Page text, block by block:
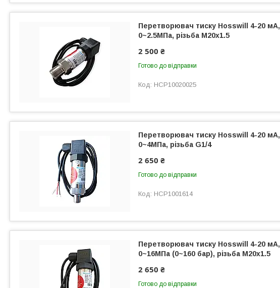
Перетворювач тиску Hosswill 4-20 мА,
0~2.5МПа, різьба М20х1.5
2 500 ₴
Готово до відправки
HCP10020025
Перетворювач тиску Hosswill 4-20 мА,
0~4МПа, різьба G1/4
2 650 ₴
Готово до відправки
HCP1001614
Перетворювач тиску Hosswill 4-20 мА,
0~16МПа (0~160 бар), різьба М20х1.5
2 650 ₴
Готово до відправки